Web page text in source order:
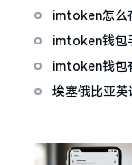
imtoken怎么
imtoken钱包
在招
imtoken钱包
楚
埃塞俄比亚